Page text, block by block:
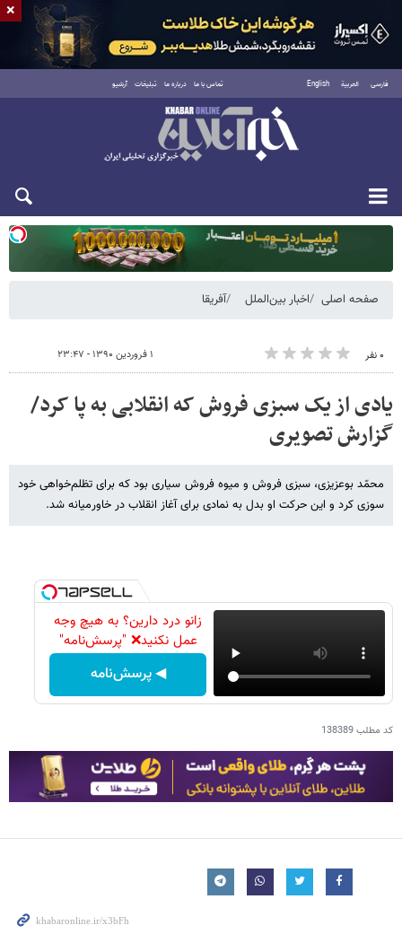
فارسی العربية English تماس با ما درباره ما تبلیغات آرشیو
یکشنبه ۱۸ مرداد ۱۴۰۵
صفحه اصلی اخبار بین‌الملل آفریقا
۰ نفر ۱ فروردین ۱۳۹۰ - ۲۳:۴۷
یادی از یک سبزی فروش که انقلابی به پا کرد/
گزارش تصویری
محمّد بوعزیزی، سبزی فروش و میوه فروش سیاری بود که برای تظلم‌خواهی خود
سوزی کرد و این حرکت او بدل به نمادی برای آغاز انقلاب‌ در خاورمیانه شد.
زانو درد دارین؟ به هیچ وجه
عمل نکنید❌ "پرسش‌نامه"
◀ پرسش‌نامه
کد مطلب138389
×